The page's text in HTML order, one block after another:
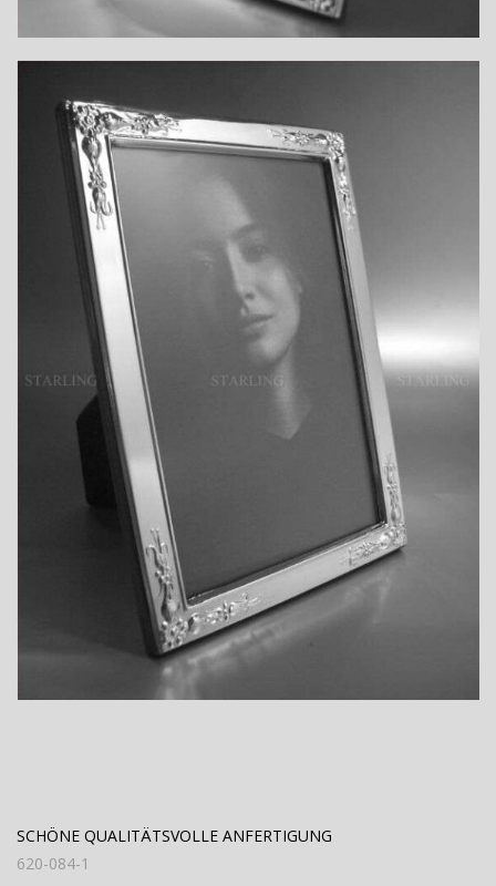
SCHÖNE QUALITÄTSVOLLE ANFERTIGUNG
620-084-1